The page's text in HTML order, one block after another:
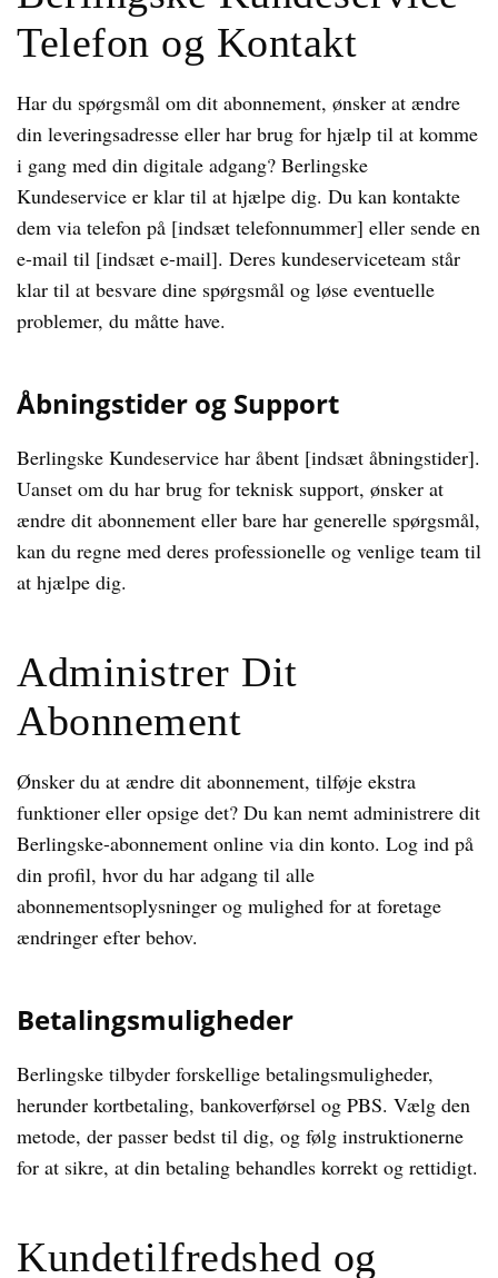
Telefon og Kontakt
Har du spørgsmål om dit abonnement, ønsker at ændre
din leveringsadresse eller har brug for hjælp til at komme
i gang med din digitale adgang? Berlingske
Kundeservice er klar til at hjælpe dig. Du kan kontakte
dem via telefon på [indsæt telefonnummer] eller sende en
e-mail til [indsæt e-mail]. Deres kundeserviceteam står
klar til at besvare dine spørgsmål og løse eventuelle
problemer, du måtte have.
Åbningstider og Support
Berlingske Kundeservice har åbent [indsæt åbningstider].
Uanset om du har brug for teknisk support, ønsker at
ændre dit abonnement eller bare har generelle spørgsmål,
kan du regne med deres professionelle og venlige team til
at hjælpe dig.
Administrer Dit
Abonnement
Ønsker du at ændre dit abonnement, tilføje ekstra
funktioner eller opsige det? Du kan nemt administrere dit
Berlingske-abonnement online via din konto. Log ind på
din profil, hvor du har adgang til alle
abonnementsoplysninger og mulighed for at foretage
ændringer efter behov.
Betalingsmuligheder
Berlingske tilbyder forskellige betalingsmuligheder,
herunder kortbetaling, bankoverførsel og PBS. Vælg den
metode, der passer bedst til dig, og følg instruktionerne
for at sikre, at din betaling behandles korrekt og rettidigt.
Kundetilfredshed og